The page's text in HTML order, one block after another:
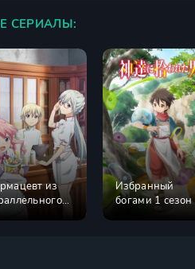
СЕРИАЛЫ:
из
Избранный
богами 1 сезон